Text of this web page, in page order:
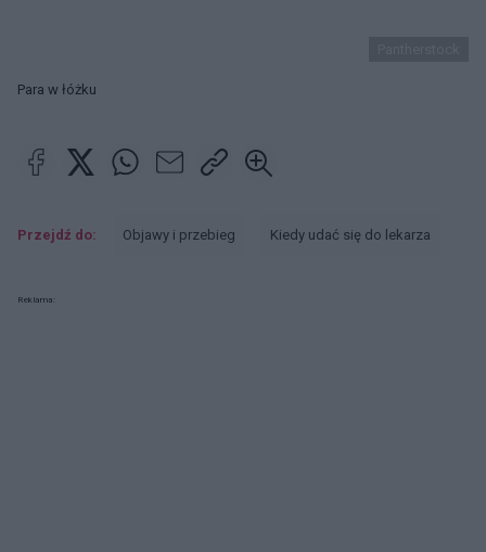
Para w łóżku
Przejdź do: Objawy i przebieg Kiedy udać się do lekarza
Reklama: